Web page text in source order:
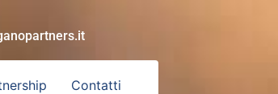
Contatti